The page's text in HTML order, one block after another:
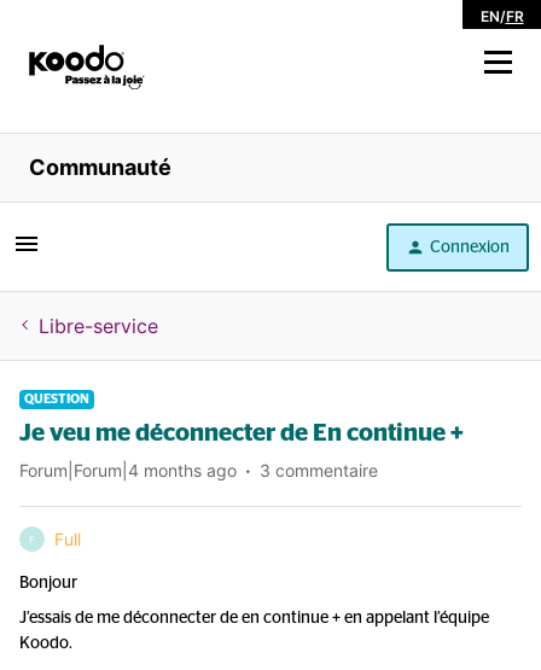
EN/FR
Magasiner
Libre service
Aide
Communauté
Connexion
Libre-service
QUESTION
Je veu me déconnecter de En continue +
Forum|Forum|4 months ago 3 commentaire
F Full
Bonjour
J’essais de me déconnecter de en continue + en appelant l’équipe
Koodo.